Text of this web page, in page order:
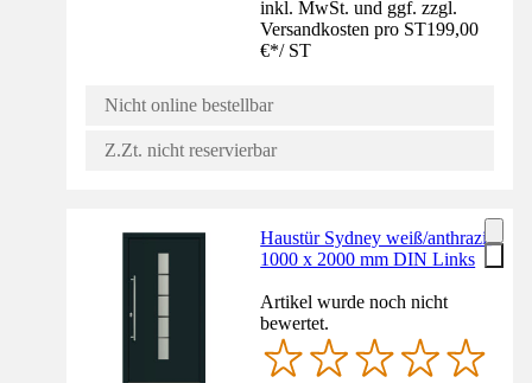
inkl. MwSt. und ggf. zzgl.
Versandkosten pro ST199,00
€*/ ST
Nicht online bestellbar
Z.Zt. nicht reservierbar
Haustür Sydney weiß/anthrazit
1000 x 2000 mm DIN Links
Artikel wurde noch nicht
bewertet.